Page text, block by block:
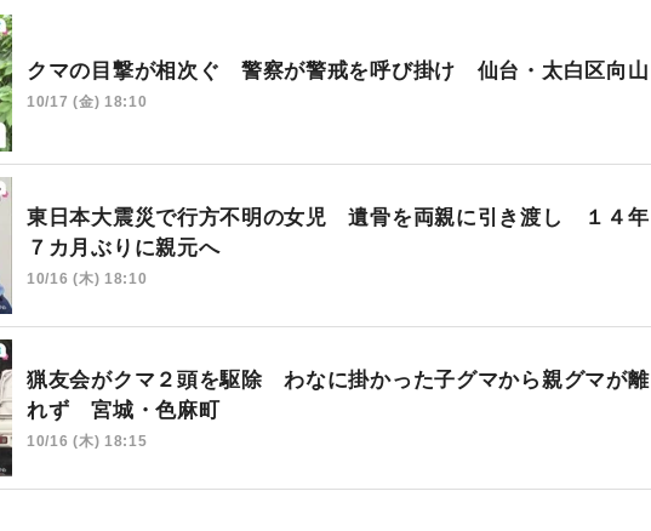
クマの目撃が相次ぐ 警察が警戒を呼び掛け 仙台・太白区向山
10/17 (金) 18:10
東日本大震災で行方不明の女児 遺骨を両親に引き渡し １４年
７カ月ぶりに親元へ
10/16 (木) 18:10
猟友会がクマ２頭を駆除 わなに掛かった子グマから親グマが離
れず 宮城・色麻町
10/16 (木) 18:15